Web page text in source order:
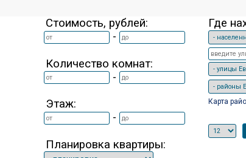
Стоимость, рублей:
-
Количество комнат:
-
Этаж:
-
Планировка квартиры:
Где
Карта